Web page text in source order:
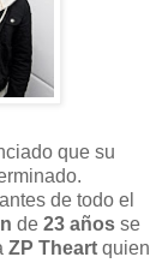
que su
de todo el
de 23 años se
ZP Theart quien